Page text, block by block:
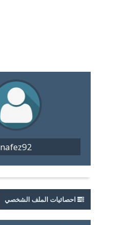
nafez92
احصائيات الملف الشخصي